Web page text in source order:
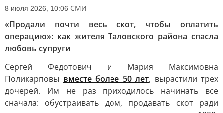
8 июля 2026, 10:06 СМИ
«Продали почти весь скот, чтобы оплатить
операцию»: как жителя Таловского района спасла
любовь супруги
Сергей Федотович и Мария Максимовна
Поликарповы вместе более 50 лет, вырастили трех
дочерей. Им не раз приходилось начинать все
сначала: обустраивать дом, продавать скот ради